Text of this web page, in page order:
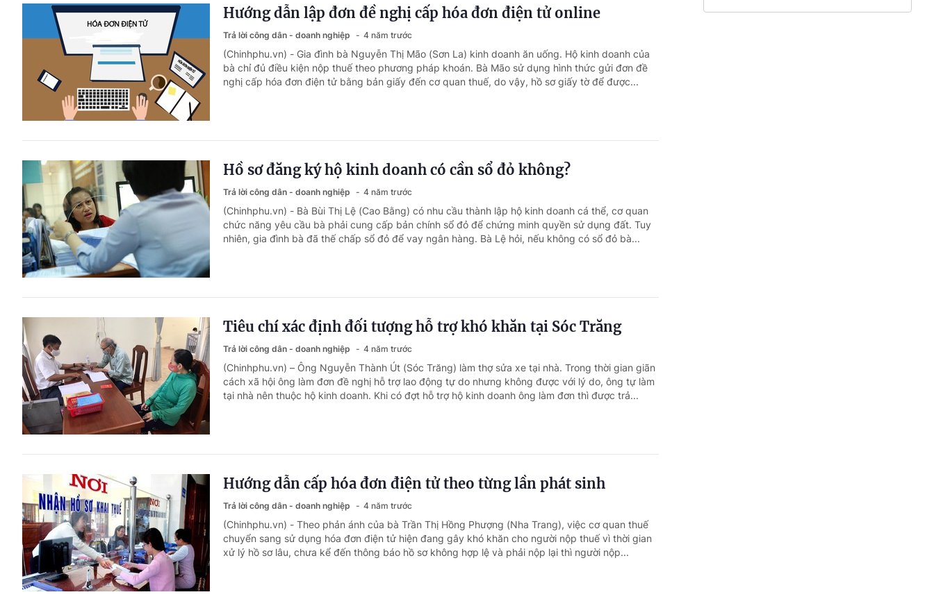
Hướng dẫn lập đơn đề nghị cấp hóa đơn điện tử online
Trả lời công dân - doanh nghiệp 4 năm trước
(Chinhphu.vn) - Gia đình bà Nguyễn Thị Mão (Sơn La) kinh doanh ăn uống. Hộ kinh doanh của
bà chỉ đủ điều kiện nộp thuế theo phương pháp khoán. Bà Mão sử dụng hình thức gửi đơn đề
nghị cấp hóa đơn điện tử bằng bản giấy đến cơ quan thuế, do vậy, hồ sơ giấy tờ để được...
Hồ sơ đăng ký hộ kinh doanh có cần sổ đỏ không?
Trả lời công dân - doanh nghiệp 4 năm trước
(Chinhphu.vn) - Bà Bùi Thị Lệ (Cao Bằng) có nhu cầu thành lập hộ kinh doanh cá thể, cơ quan
chức năng yêu cầu bà phải cung cấp bản chính sổ đỏ để chứng minh quyền sử dụng đất. Tuy
nhiên, gia đình bà đã thế chấp sổ đỏ để vay ngân hàng. Bà Lệ hỏi, nếu không có sổ đỏ bà...
Tiêu chí xác định đối tượng hỗ trợ khó khăn tại Sóc Trăng
Trả lời công dân - doanh nghiệp 4 năm trước
(Chinhphu.vn) – Ông Nguyễn Thành Út (Sóc Trăng) làm thợ sửa xe tại nhà. Trong thời gian giãn
cách xã hội ông làm đơn đề nghị hỗ trợ lao động tự do nhưng không được với lý do, ông tự làm
tại nhà nên thuộc hộ kinh doanh. Khi có đợt hỗ trợ hộ kinh doanh ông làm đơn thì được trả...
Hướng dẫn cấp hóa đơn điện tử theo từng lần phát sinh
Trả lời công dân - doanh nghiệp 4 năm trước
(Chinhphu.vn) - Theo phản ánh của bà Trần Thị Hồng Phượng (Nha Trang), việc cơ quan thuế
chuyển sang sử dụng hóa đơn điện tử hiện đang gây khó khăn cho người nộp thuế vì thời gian
xử lý hồ sơ lâu, chưa kể đến thông báo hồ sơ không hợp lệ và phải nộp lại thì người nộp...